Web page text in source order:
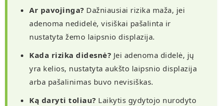
Ar pavojinga? Dažniausiai rizika maža, jei
adenoma nedidelė, visiškai pašalinta ir
nustatyta žemo laipsnio displazija.
Kada rizika didesnė? Jei adenoma didelė, jų
yra kelios, nustatyta aukšto laipsnio displazija
arba pašalinimas buvo nevisiškas.
Ką daryti toliau? Laikytis gydytojo nurodyto